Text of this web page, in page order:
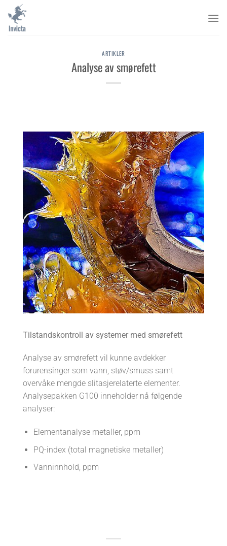
content
ARTIKLER
Analyse av smørefett
Tilstandskontroll av systemer med smørefett
Analyse av smørefett vil kunne avdekker
forurensinger som vann, støv/smuss samt
overvåke mengde slitasjerelaterte elementer.
Analysepakken G100 inneholder nå følgende
analyser:
Elementanalyse metaller, ppm
PQ-index (total magnetiske metaller)
Vanninnhold, ppm